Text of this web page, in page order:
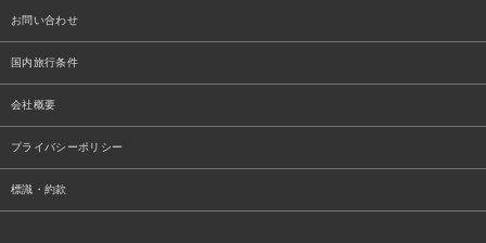
お問い合わせ
国内旅行条件
会社概要
プライバシーポリシー
標識・約款